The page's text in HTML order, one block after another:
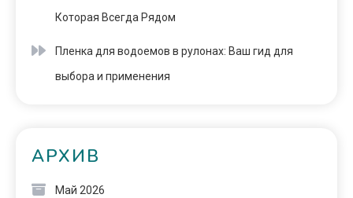
Которая Всегда Рядом
Пленка для водоемов в рулонах: Ваш гид для
выбора и применения
АРХИВ
Май 2026